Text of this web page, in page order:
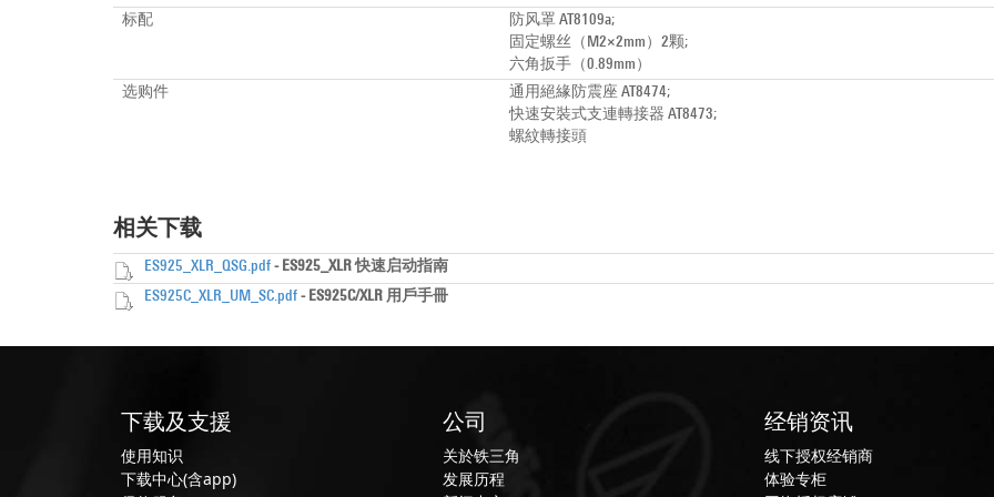
标配
防风罩 AT8109a;
固定螺丝（M2×2mm）2颗;
六角扳手（0.89mm）
选购件
通用絕緣防震座 AT8474;
快速安裝式支連轉接器 AT8473;
螺紋轉接頭
相关下载
ES925_XLR_QSG.pdf - ES925_XLR 快速启动指南
ES925C_XLR_UM_SC.pdf - ES925C/XLR 用戶手冊
下载及支援
使用知识
下载中心(含app)
公司
关於铁三角
发展历程
经销资讯
线下授权经销商
体验专柜